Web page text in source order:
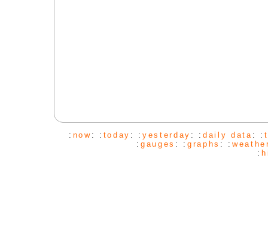
: now : : today : :yesterday : :daily data : :
:gauges : :graphs : :
: